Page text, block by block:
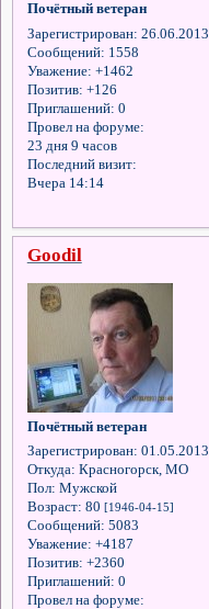
Почётный ветеран
Зарегистрирован: 26.06.2013
Сообщений: 1558
Уважение: +1462
Позитив: +126
Приглашений: 0
Провел на форуме:
23 дня 9 часов
Последний визит:
Вчера 14:14
Goodil
Почётный ветеран
Зарегистрирован: 01.05.2013
Откуда: Красногорск, МО
Пол: Мужской
Возраст: 80 [1946-04-15]
Сообщений: 5083
Уважение: +4187
Позитив: +2360
Приглашений: 0
Провел на форуме: